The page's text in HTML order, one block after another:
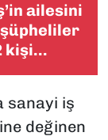
ailesini
kişi
sanayi iş
değinen